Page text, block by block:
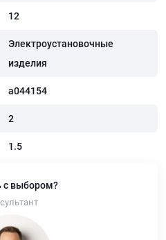
12
Электроустановочные
изделия
a044154
2
1.5
с выбором?